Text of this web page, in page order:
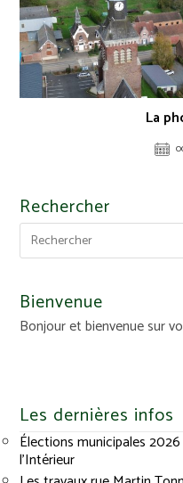
La
Rechercher
Bienvenue
Bonjour et bienvenue sur
Les dernières infos
Élections municipales
l’Intérieur